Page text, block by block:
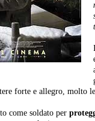
forte e allegro,
come soldato per